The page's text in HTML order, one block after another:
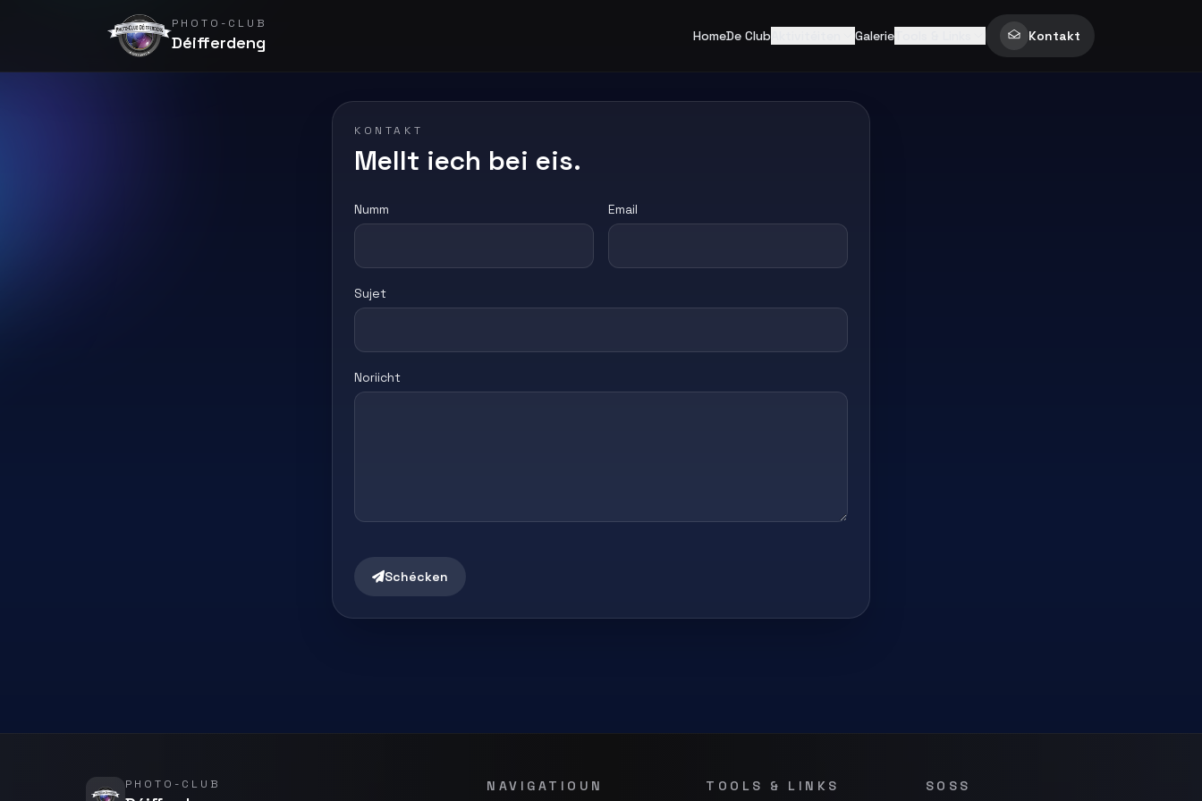
PHOTO-CLUB
Déifferdeng HomeDe Club Galerie Kontakt
KONTAKT
Mellt iech bei eis.
Numm Email
Sujet
Noriicht
Schécken
PHOTO-CLUB NAVIGATIOUN TOOLS & LINKS SOSS